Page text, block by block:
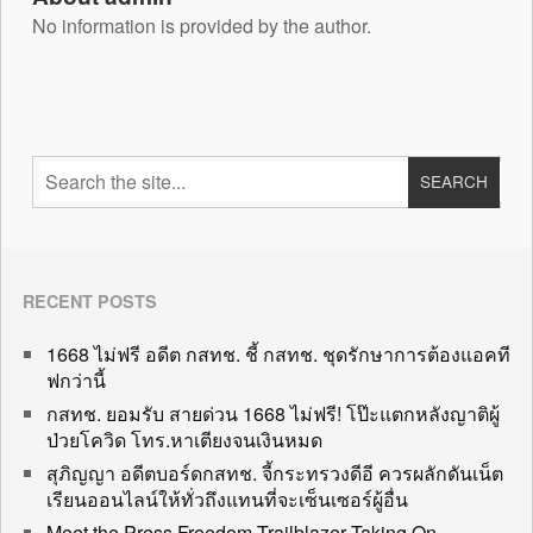
No information is provided by the author.
RECENT POSTS
1668 ไม่ฟรี อดีต กสทช. ชี้ กสทช. ชุดรักษาการต้องแอคที
ฟกว่านี้
กสทช. ยอมรับ สายด่วน 1668 ไม่ฟรี! โป๊ะแตกหลังญาติผู้
ป่วยโควิด โทร.หาเตียงจนเงินหมด
สุภิญญา อดีตบอร์ดกสทช. จี้กระทรวงดีอี ควรผลักดันเน็ต
เรียนออนไลน์ให้ทั่วถึงแทนที่จะเซ็นเซอร์ผู้อื่น